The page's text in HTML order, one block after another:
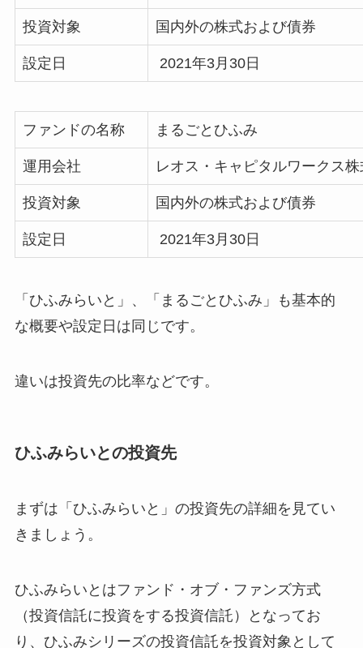
投資対象 国内外の株式および債券
設定日 2021年3月30日
ファンドの名称 まるごとひふみ
運用会社 レオス・キャピタルワークス
投資対象 国内外の株式および債券
設定日 2021年3月30日
「ひふみらいと」、「まるごとひふみ」も基本的
な概要や設定日は同じです。
違いは投資先の比率などです。
ひふみらいとの投資先
まずは「ひふみらいと」の投資先の詳細を見てい
きましょう。
ひふみらいとはファンド・オブ・ファンズ方式
（投資信託に投資をする投資信託）となってお
り、ひふみシリーズの投資信託を投資対象として